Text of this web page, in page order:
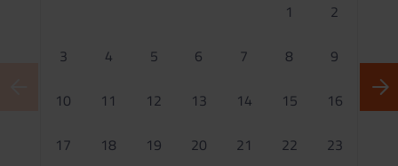
1 2
3 4 5 6 7 8 9
10 11 12 13 14 15 16
17 18 19 20 21 22 23